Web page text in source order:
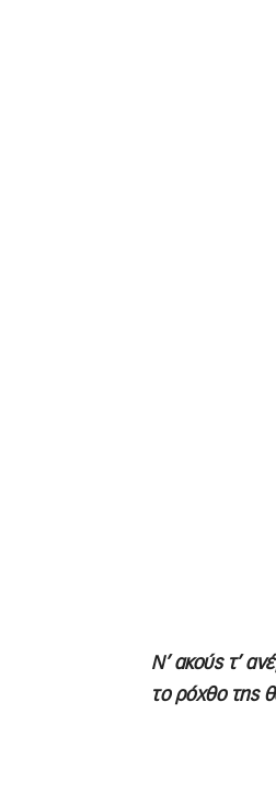
Ν’ ακούς τ’
το ρόχθο της